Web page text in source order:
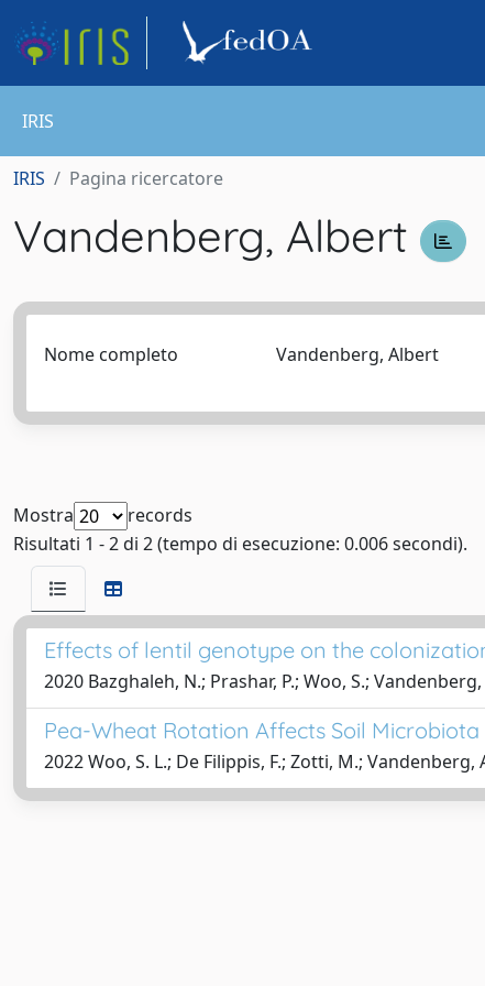
IRIS
IRIS Pagina ricercatore
Vandenberg, Albert
Nome completo Vandenberg, Albert
Mostra
records
Risultati 1 - 2 di 2 (tempo di esecuzione: 0.006 secondi).
Effects of lentil genotype on the
2020 Bazghaleh, N.; Prashar, P.; Woo, S.; Vandenberg,
Pea-Wheat Rotation Affects Soil
2022 Woo, S. L.; De Filippis, F.; Zotti, M.; Vandenberg,